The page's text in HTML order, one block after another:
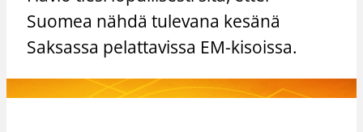
Suomea nähdä tulevana kesänä
Saksassa pelattavissa EM-kisoissa.